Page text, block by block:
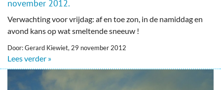
november 2012.
Verwachting voor vrijdag: af en toe zon, in de namiddag en
avond kans op wat smeltende sneeuw !
Door: Gerard Kiewiet, 29 november 2012
Lees verder »